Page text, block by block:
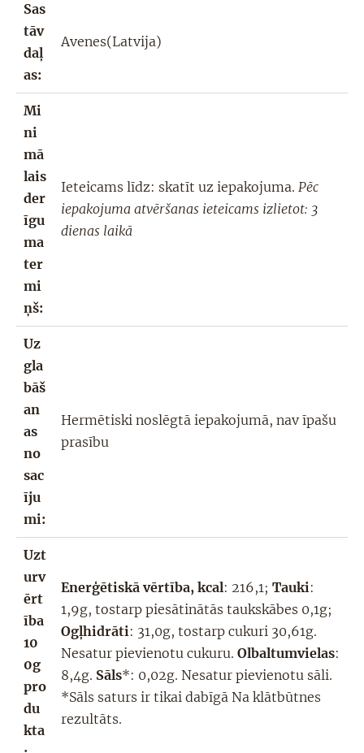
Sas
tāv
daļ
as:
Avenes(Latvija)
Mi
ni
mā
lais
der
īgu
ma
ter
mi
ņš:
Ieteicams līdz: skatīt uz iepakojuma. Pēc
iepakojuma atvēršanas ieteicams izlietot: 3
dienas laikā
Uz
gla
bāš
an
as
no
sac
īju
mi:
Hermētiski noslēgtā iepakojumā, nav īpašu
prasību
Uzt
urv
ērt
ība
10
0g
pro
du
kta
Enerģētiskā vērtība, kcal: 216,1; Tauki:
1,9g, tostarp piesātinātās taukskābes 0,1g;
Ogļhidrāti: 31,0g, tostarp cukuri 30,61g.
Nesatur pievienotu cukuru. Olbaltumvielas:
8,4g. Sāls*: 0,02g. Nesatur pievienotu sāli.
*Sāls saturs ir tikai dabīgā Na klātbūtnes
rezultāts.